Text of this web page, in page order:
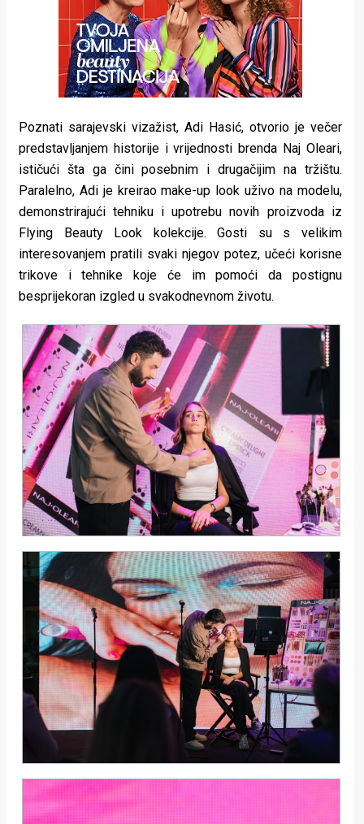
Poznati sarajevski vizažist, Adi Hasić, otvorio je večer
predstavljanjem historije i vrijednosti brenda Naj Oleari,
ističući šta ga čini posebnim i drugačijim na tržištu.
Paralelno, Adi je kreirao make-up look uživo na modelu,
demonstrirajući tehniku i upotrebu novih proizvoda iz
Flying Beauty Look kolekcije. Gosti su s velikim
interesovanjem pratili svaki njegov potez, učeći korisne
trikove i tehnike koje će im pomoći da postignu
besprijekoran izgled u svakodnevnom životu.